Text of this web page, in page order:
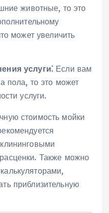
животные, то это
может увеличить
услуги⁚ Если вам
пола, то это может
услуги.
стоимость мойки
Также можно
приблизительную